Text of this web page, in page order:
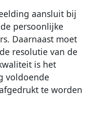
aansluit bij
persoonlijke
Daarnaast moet
resolutie van de
is het
voldoende
te worden